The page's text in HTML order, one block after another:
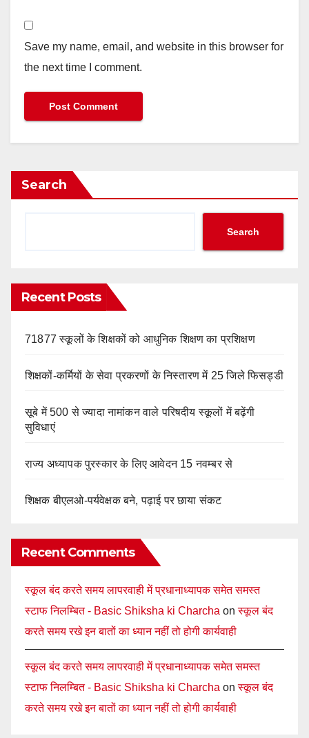
Save my name, email, and website in this browser for
the next time I comment.
Search
Search
Recent Posts
71877 स्कूलों के शिक्षकों को आधुनिक शिक्षण का प्रशिक्षण
शिक्षकों-कर्मियों के सेवा प्रकरणों के निस्तारण में 25 जिले फिसड्डी
सूबे में 500 से ज्यादा नामांकन वाले परिषदीय स्कूलों में बढ़ेंगी
सुविधाएं
राज्य अध्यापक पुरस्कार के लिए आवेदन 15 नवम्बर से
शिक्षक बीएलओ-पर्यवेक्षक बने, पढ़ाई पर छाया संकट
Recent Comments
स्कूल बंद करते समय लापरवाही में प्रधानाध्यापक समेत समस्त
स्टाफ निलम्बित - Basic Shiksha ki Charcha onस्कूल बंद
करते समय रखे इन बातों का ध्यान नहीं तो होगी कार्यवाही
स्कूल बंद करते समय लापरवाही में प्रधानाध्यापक समेत समस्त
स्टाफ निलम्बित - Basic Shiksha ki Charcha onस्कूल बंद
करते समय रखे इन बातों का ध्यान नहीं तो होगी कार्यवाही